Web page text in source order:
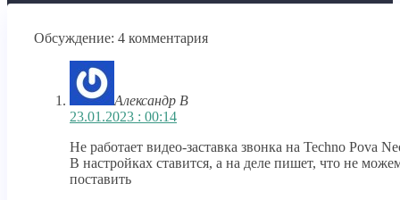
Обсуждение: 4 комментария
Александр В
23.01.2023 : 00:14
Не работает видео-заставка звонка на Techno Pova
В настройках ставится, а на деле пишет, что не
поставить